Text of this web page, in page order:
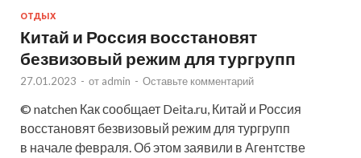
ОТДЫХ
Китай и Россия восстановят
безвизовый режим для тургрупп
27.01.2023 - от admin - Оставьте комментарий
© natchen Как сообщает Deita.ru, Китай и Россия
восстановят безвизовый режим для тургрупп
в начале февраля. Об этом заявили в Агентстве